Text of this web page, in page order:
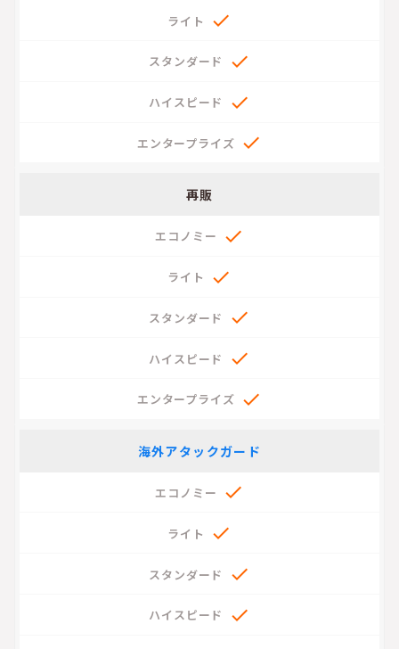




再販





海外アタックガード



